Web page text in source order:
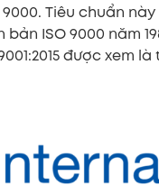
Tiêu chuẩn
ISO 9000 năm
9001:2015 được